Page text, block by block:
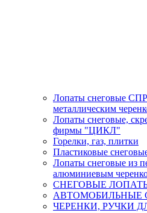
Лопаты снеговые
металлическим
Лопаты снеговые,
фирмы "ЦИКЛ"
Горелки, газ, плитки
Пластиковые
Лопаты снеговые из
алюминиевым
СНЕГОВЫЕ
АВТОМОБИЛЬНЫЕ
ЧЕРЕНКИ, РУЧКИ